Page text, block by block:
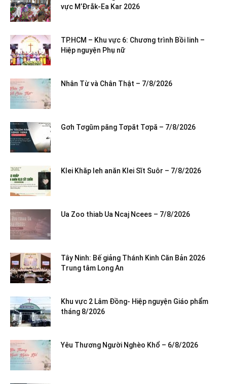
vực M’Đrắk-Ea Kar 2026
TP.HCM – Khu vực 6: Chương trình Bồi linh –
Hiệp nguyện Phụ nữ
Nhân Từ và Chân Thật – 7/8/2026
Gơh Tơgŭm păng Tơpăt Tơpă – 7/8/2026
Klei Khăp leh anăn Klei Sĭt Suôr – 7/8/2026
Ua Zoo thiab Ua Ncaj Ncees – 7/8/2026
Tây Ninh: Bế giảng Thánh Kinh Căn Bản 2026
Trung tâm Long An
Khu vực 2 Lâm Đồng- Hiệp nguyện Giáo phẩm
tháng 8/2026
Yêu Thương Người Nghèo Khổ – 6/8/2026